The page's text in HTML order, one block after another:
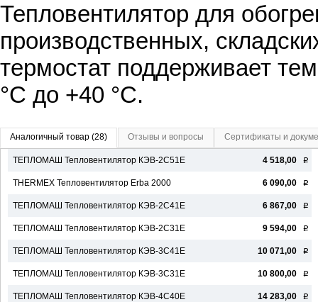
Тепловентилятор для
производственных,
термостат поддерживает
°С до +40 °С.
Аналогичный товар (28) Отзывы и вопросы Сертификаты и
ТЕПЛОМАШ Тепловентилятор КЭВ-2С51Е 4 518,00 q
THERMEX Тепловентилятор Erba 2000 6 090,00 q
ТЕПЛОМАШ Тепловентилятор КЭВ-2С41Е 6 867,00 q
ТЕПЛОМАШ Тепловентилятор КЭВ-2С31Е 9 594,00 q
ТЕПЛОМАШ Тепловентилятор КЭВ-3С41Е 10 071,00 q
ТЕПЛОМАШ Тепловентилятор КЭВ-3С31Е 10 800,00 q
ТЕПЛОМАШ Тепловентилятор КЭВ-4С40Е 14 283,00 q